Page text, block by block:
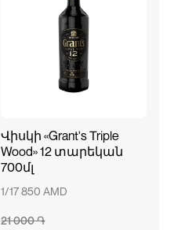
Վիսկի «Grant's Triple
Wood» 12 տարեկան
700մլ
1/17 850 AMD
21 000 ֏